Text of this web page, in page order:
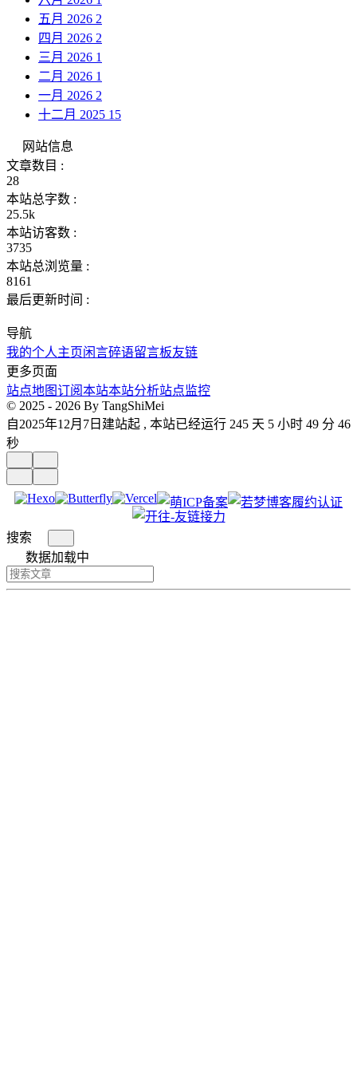
五月 2026 2
四月 2026 2
三月 2026 1
二月 2026 1
一月 2026 2
十二月 2025 15
网站信息
文章数目 :
28
本站总字数 :
25.5k
本站访客数 :
3735
本站总浏览量 :
8161
最后更新时间 :
导航
我的个人主页闲言碎语留言板友链
更多页面
站点地图订阅本站本站分析站点监控
© 2025 - 2026 By TangShiMei
自2025年12月7日建站起 , 本站已经运行 245 天 5 小时 49 分 48
秒
搜索
数据加载中